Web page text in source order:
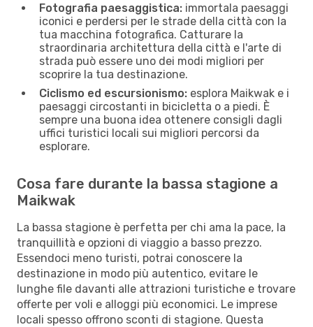
Fotografia paesaggistica: immortala paesaggi
iconici e perdersi per le strade della città con la
tua macchina fotografica. Catturare la
straordinaria architettura della città e l'arte di
strada può essere uno dei modi migliori per
scoprire la tua destinazione.
Ciclismo ed escursionismo: esplora Maikwak e i
paesaggi circostanti in bicicletta o a piedi. È
sempre una buona idea ottenere consigli dagli
uffici turistici locali sui migliori percorsi da
esplorare.
Cosa fare durante la bassa stagione a
Maikwak
La bassa stagione è perfetta per chi ama la pace, la
tranquillità e opzioni di viaggio a basso prezzo.
Essendoci meno turisti, potrai conoscere la
destinazione in modo più autentico, evitare le
lunghe file davanti alle attrazioni turistiche e trovare
offerte per voli e alloggi più economici. Le imprese
locali spesso offrono sconti di stagione. Questa